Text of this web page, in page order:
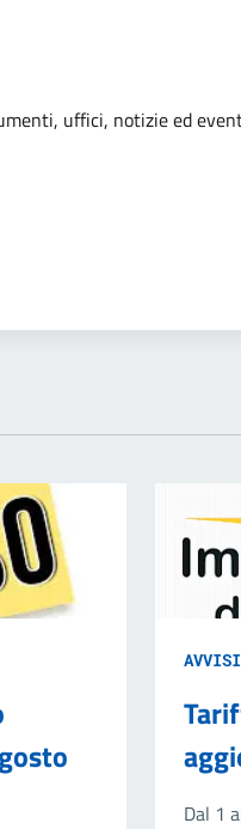
uffici, notizie ed
AVVISI
Dal 1